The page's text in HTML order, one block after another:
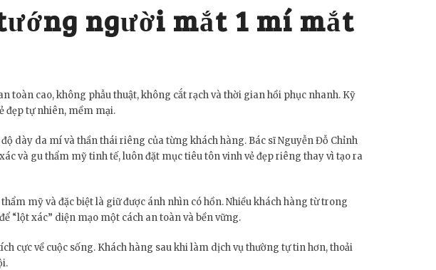
người mắt 1 mí mắt
toàn cao, không phẫu thuật, không cắt rạch và thời gian hồi phục nhanh. Kỹ
đẹp tự nhiên, mềm mại.
dày da mí và thần thái riêng của từng khách hàng. Bác sĩ Nguyễn Đỗ Chỉnh
và gu thẩm mỹ tinh tế, luôn đặt mục tiêu tôn vinh vẻ đẹp riêng thay vì tạo ra
mỹ và đặc biệt là giữ được ánh nhìn có hồn. Nhiều khách hàng từ trong
“lột xác” diện mạo một cách an toàn và bền vững.
cực về cuộc sống. Khách hàng sau khi làm dịch vụ thường tự tin hơn, thoải